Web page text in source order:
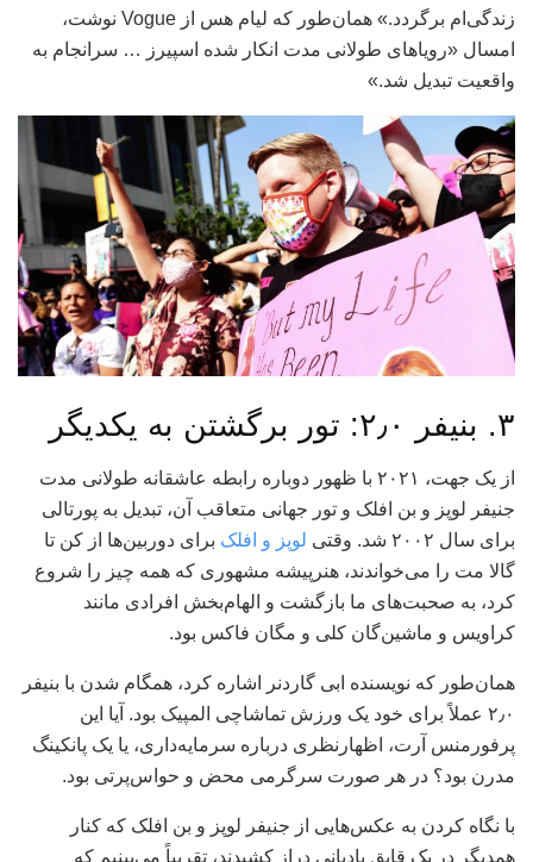
زندگی‌ام برگردد.» همان‌طور که لیام هس از Vogue نوشت،
امسال «رویاهای طولانی مدت انکار شده اسپیرز … سرانجام به
واقعیت تبدیل شد.»
۳. بنیفر ۲٫۰: تور برگشتن به یکدیگر
از یک جهت، ۲۰۲۱ با ظهور دوباره رابطه عاشقانه طولانی مدت
جنیفر لوپز و بن افلک و تور جهانی متعاقب آن، تبدیل به پورتالی
برای سال ۲۰۰۲ شد. وقتی
لوپز و افلک برای دوربین‌ها از کن تا
گالا مت را می‌خواندند، هنرپیشه مشهوری که همه چیز را شروع
کرد، به صحبت‌های ما بازگشت و الهام‌بخش افرادی مانند
کراویس و ماشین‌گان کلی و مگان فاکس بود.
همان‌طور که نویسنده ابی گاردنر اشاره کرد، همگام شدن با بنیفر
۲٫۰ عملاً برای خود یک ورزش تماشاچی المپیک بود. آیا این
پرفورمنس آرت، اظهارنظری درباره سرمایه‌داری، یا یک پانکینگ
مدرن بود؟ در هر صورت سرگرمی محض و حواس‌پرتی بود.
با نگاه کردن به عکس‌هایی از جنیفر لوپز و بن افلک که کنار
همدیگر در یک قایق بادبانی دراز کشیدند، تقریباً می‌بینیم که